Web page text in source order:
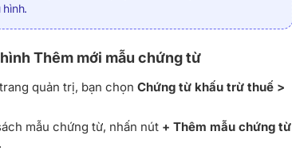
Thêm mới mẫu chứng từ
quản trị, bạn chọn Chứng từ khấu trừ thuế >
mẫu chứng từ, nhấn nút + Thêm mẫu chứng từ